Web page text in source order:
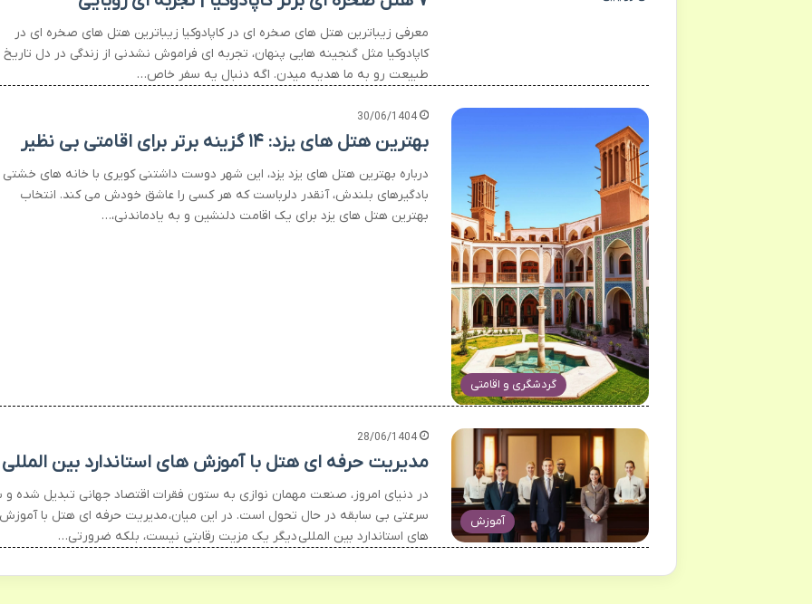
معرفی زیباترین هتل های صخره ای در کاپادوکیا زیباترین هتل های صخره ای در
کاپادوکیا مثل گنجینه هایی پنهان، تجربه ای فراموش نشدنی از زندگی در دل
طبیعت رو به ما هدیه میدن. اگه دنبال یه سفر خاص…
گردشگری و اقامتی
30/06/1404
بهترین هتل های یزد: ۱۴ گزینه برتر برای اقامتی بی نظیر
درباره بهترین هتل های یزد یزد، این شهر دوست داشتنی کویری با خانه های
بادگیرهای بلندش، آنقدر دلرباست که هر کسی را عاشق خودش می کند. انتخاب
بهترین هتل های یزد برای یک اقامت دلنشین و به یادماندنی،…
آموزش
28/06/1404
مدیریت حرفه ای هتل با آموزش های استاندارد بین المللی
در دنیای امروز، صنعت مهمان نوازی به ستون فقرات اقتصاد جهانی تبدیل شده و
سرعتی بی سابقه در حال تحول است. در این میان، مدیریت حرفه ای هتل با
های استاندارد بین المللی دیگر یک مزیت رقابتی نیست، بلکه ضرورتی…